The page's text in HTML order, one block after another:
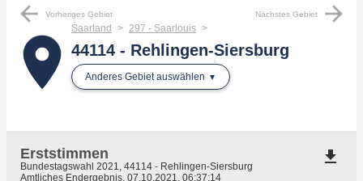
arrow_back Vorheriges Gebiet Nächstes Gebiet arrow_forward
place
Saarland 297 - Saarlouis
44114 - Rehlingen-Siersburg
Anderes Gebiet auswählen
Erststimmen
Bundestagswahl 2021, 44114 - Rehlingen-Siersburg
Amtliches Endergebnis, 07.10.2021, 06:37:14
file_download